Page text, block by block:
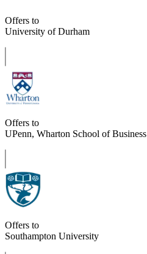
Offers to
University of Durham
Offers to
UPenn, Wharton School of Business
Offers to
Southampton University